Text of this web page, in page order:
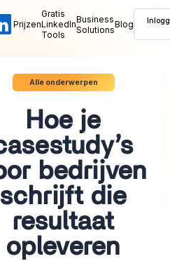
Prijzen
Gratis
LinkedIn
Tools
Business
SolutionsBlog
Alle onderwerpen
Hoe je
bedrijven
schrijft die
resultaat
opleveren